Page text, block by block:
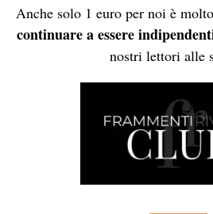
Anche solo 1 euro per noi è
continuare a essere
nostri lettori alle